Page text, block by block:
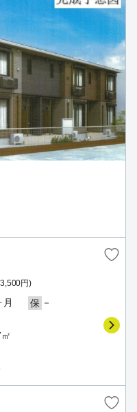
円)
月 保 －